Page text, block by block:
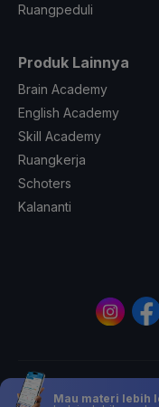
Ruangpeduli
Produk Lainnya
Brain Academy
English Academy
Skill Academy
Ruangkerja
Schoters
Kalananti
© 2026 All Rights
Mau materi lebih